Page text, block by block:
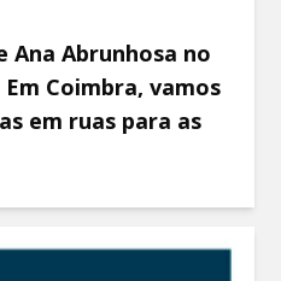
Abrunhosa no
Coimbra, vamos
em ruas para as